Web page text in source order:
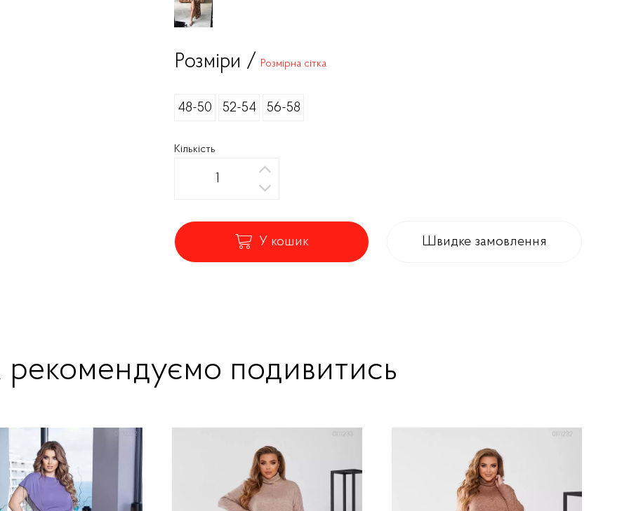
Розміри / Розмірна сітка
48-50 52-54 56-58
Кількість
У кошик Швидке замовлення
рекомендуємо подивитись